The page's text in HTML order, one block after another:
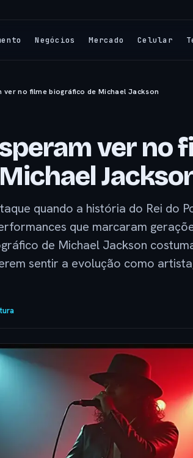
Negócios Mercado Celular
ver no filme biográfico de Michael Jackson
ver no
quando a história do Rei do
que marcaram
de Michael Jackson
sentir a evolução como